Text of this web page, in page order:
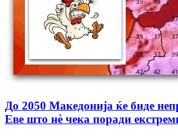
До 2050 Македонија ќе биде
Еве што нè чека поради